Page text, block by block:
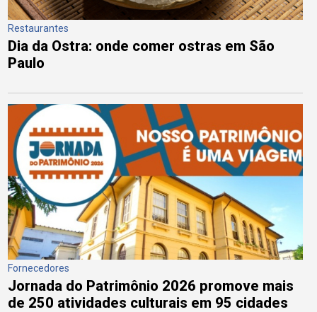
Restaurantes
Dia da Ostra: onde comer ostras em São
Paulo
Fornecedores
Jornada do Patrimônio 2026 promove mais
de 250 atividades culturais em 95 cidades